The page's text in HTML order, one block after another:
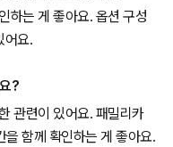
하는 게 좋아요. 옵션 구성
어요.
?
관련이 있어요. 패밀리카
함께 확인하는 게 좋아요.